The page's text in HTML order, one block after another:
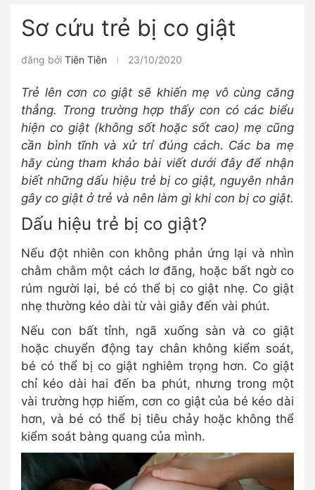
Sơ cứu trẻ bị co giật
đăng bởi Tiên Tiên 23/10/2020
Trẻ lên cơn co giật sẽ khiến mẹ vô cùng căng
thẳng. Trong trường hợp thấy con có các biểu
hiện co giật (không sốt hoặc sốt cao) mẹ cũng
cần bình tĩnh và xử trí đúng cách. Các ba mẹ
hãy cùng tham khảo bài viết dưới đây để nhận
biết những dấu hiệu trẻ bị co giật, nguyên nhân
gây co giật ở trẻ và nên làm gì khi con bị co giật.
Dấu hiệu trẻ bị co giật?
Nếu đột nhiên con không phản ứng lại và nhìn
chằm chằm một cách lơ đãng, hoặc bất ngờ co
rúm người lại, bé có thể bị co giật nhẹ. Co giật
nhẹ thường kéo dài từ vài giây đến vài phút.
Nếu con bất tỉnh, ngã xuống sàn và co giật
hoặc chuyển động tay chân không kiểm soát,
bé có thể bị co giật nghiêm trọng hơn. Co giật
chỉ kéo dài hai đến ba phút, nhưng trong một
vài trường hợp hiếm, cơn co giật của bé kéo dài
hơn, và bé có thể bị tiêu chảy hoặc không thể
kiểm soát bàng quang của mình.